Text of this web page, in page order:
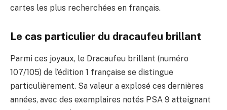
cartes les plus recherchées en français.
Le cas particulier du dracaufeu brillant
Parmi ces joyaux, le Dracaufeu brillant (numéro
107/105) de l’édition 1 française se distingue
particulièrement. Sa valeur a explosé ces dernières
années, avec des exemplaires notés PSA 9 atteignant